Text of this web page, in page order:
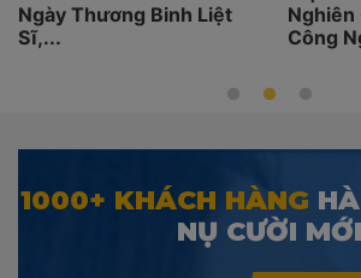
Ngày Thương Binh Liệt
Sĩ,...
Nghiên
Công
1000+ KHÁCH HÀNG
NỤ CƯỜI MỚI